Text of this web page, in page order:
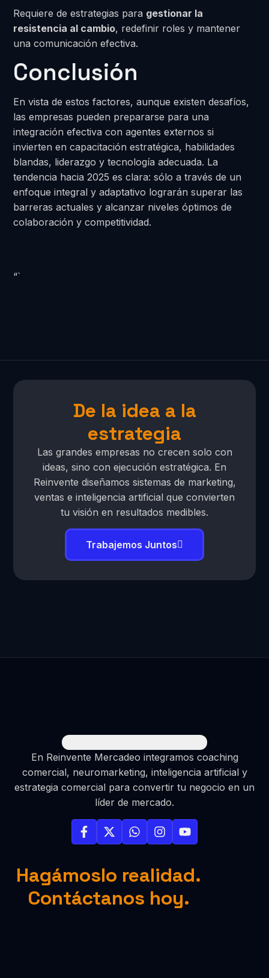
Requiere de estrategias para gestionar la
resistencia al cambio, redefinir roles y mantener
una comunicación efectiva.
Conclusión
En vista de estos factores, aunque existen desafíos,
las empresas pueden prepararse para una
integración efectiva con agentes externos si
invierten en capacitación estratégica, habilidades
blandas, liderazgo y tecnología adecuada. La
tendencia hacia 2025 es clara: sólo a través de un
enfoque integral y adaptativo lograrán superar las
barreras actuales y alcanzar niveles óptimos de
colaboración y competitividad.
“`
De la idea a la
estrategia
Las grandes empresas no crecen solo con
ideas, sino con ejecución estratégica. En
Reinvente diseñamos sistemas de marketing,
ventas e inteligencia artificial que convierten
tu visión en resultados medibles.
Trabajemos Juntos
En Reinvente Mercadeo integramos coaching
comercial, neuromarketing, inteligencia artificial y
estrategia comercial para convertir tu negocio en un
líder de mercado.
Hagámoslo realidad.
Contáctanos hoy.